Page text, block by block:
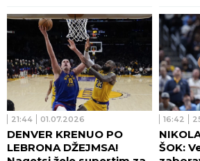
21:44 01.07.2026
DENVER KRENUO PO
LEBRONA DŽEJMSA!
16:42
ŠOK: